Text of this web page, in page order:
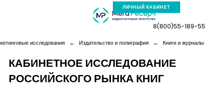
ЛИЧНЫЙ КАБИНЕТ
Компания
8(800)55-189-55
исследования ← Издательство и полиграфия ← Книги и журналы
КАБИНЕТНОЕ ИССЛЕДОВАНИЕ
РОССИЙСКОГО РЫНКА КНИГ